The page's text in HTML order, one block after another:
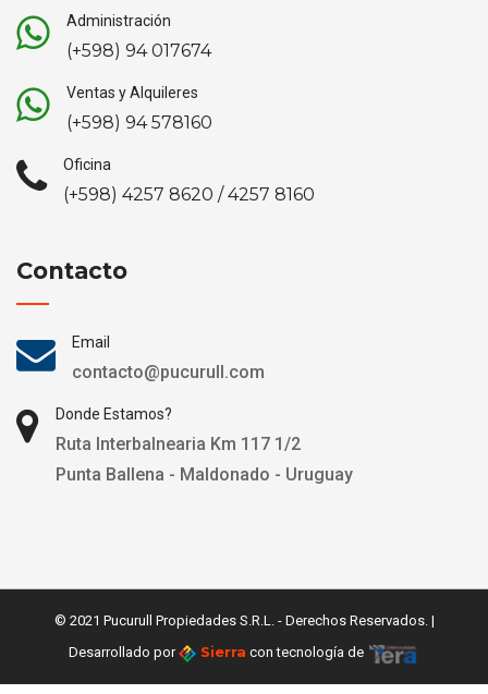
Administración
(+598) 94 017674
Ventas y Alquileres
(+598) 94 578160
Oficina
(+598) 4257 8620 / 4257 8160
Contacto
Email
contacto@pucurull.com
Donde Estamos?
Ruta Interbalnearia Km 117 1/2
Punta Ballena - Maldonado - Uruguay
© 2021 Pucurull Propiedades S.R.L. - Derechos Reservados. |
Desarrollado por
Sierra con tecnología de